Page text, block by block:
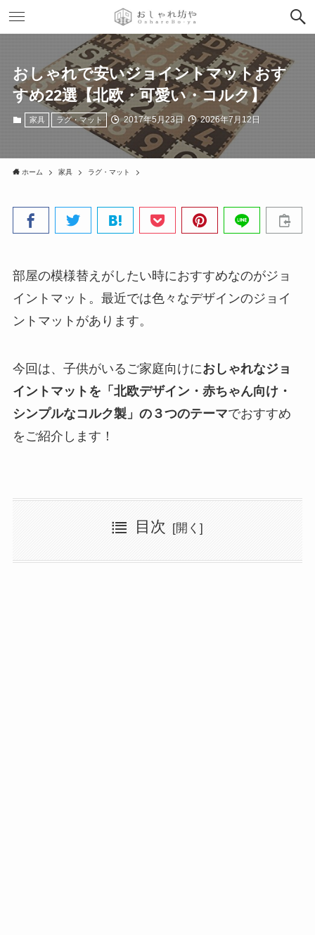
おしゃれで安いジョイントマットおす
すめ22選【北欧・可愛い・コルク】
家具 ラグ・マット 2017年5月23日 2026年7月12日
ホーム 家具 ラグ・マット
部屋の模様替えがしたい時におすすめなのがジョ
イントマット。最近では色々なデザインのジョイ
ントマットがあります。
今回は、子供がいるご家庭向けにおしゃれなジョ
イントマットを「北欧デザイン・赤ちゃん向け・
シンプルなコルク製」の３つのテーマでおすすめ
をご紹介します！
目次